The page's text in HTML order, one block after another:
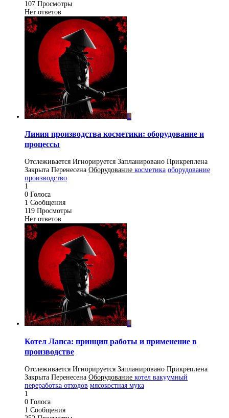
107 Просмотры
Нет ответов
L
Линия производства косметики: оборудование и
процессы
Отслеживается Игнорируется Запланировано Прикреплена
Закрыта Перенесена Оборудование косметика оборудование
производство
1
0 Голоса
1 Сообщения
119 Просмотры
Нет ответов
L
Котел Лапса: принцип работы и применение в
производстве
Отслеживается Игнорируется Запланировано Прикреплена
Закрыта Перенесена Оборудование котел вакуумный
переработка отходов мясокостная мука
1
0 Голоса
1 Сообщения